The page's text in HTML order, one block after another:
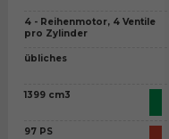
4 - Reihenmotor, 4 Ventile
pro Zylinder
übliches
1399 cm3
97 PS